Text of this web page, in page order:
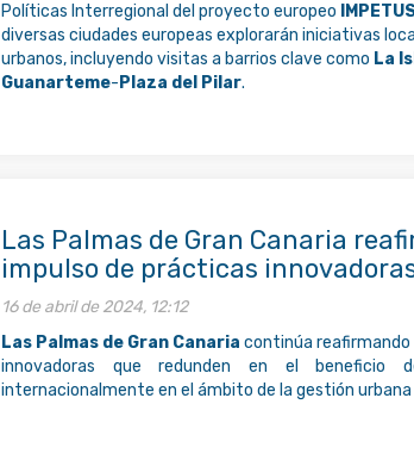
Políticas Interregional del proyecto europeo
diversas ciudades europeas explorarán iniciativas
urbanos, incluyendo visitas a barrios clave como La
Guanarteme- Plaza del Pilar.
Las Palmas de Gran Canaria
impulso de prácticas
16 de abril de 2024, 12:12
Las Palmas de Gran Canaria continúa reafirmando
innovadoras que redunden en el beneficio
internacionalmente en el ámbito de la gestión